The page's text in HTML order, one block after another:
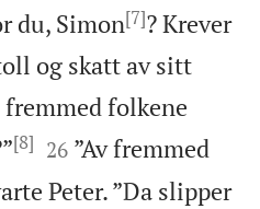
du, Simon[7]? Krever
og skatt av sitt
folkene
[8] 

26 ”Av fremmed
Peter. ”Da slipper